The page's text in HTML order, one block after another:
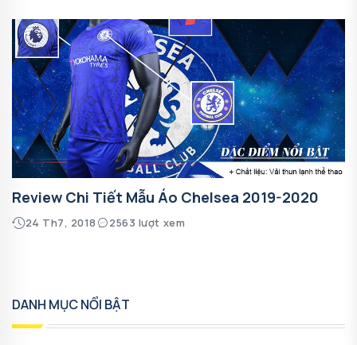
Review Chi Tiết Mẫu Áo Chelsea 2019-2020
24 Th7, 2018 2563 lượt xem
DANH MỤC NỔI BẬT